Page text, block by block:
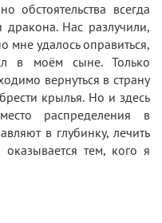
всегда
Нас разлучили,
мне удалось оправиться,
в моём сыне. Только
вернуться в страну
крылья. Но и здесь
распределения в
в глубинку, лечить
тем, кого я